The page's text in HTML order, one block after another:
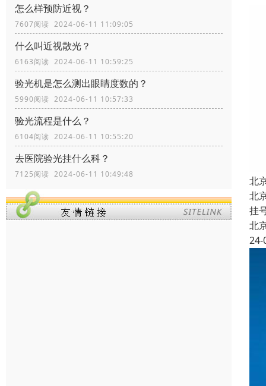
怎么样预防近视？
7607阅读 2024-06-11 11:09:05
什么叫近视散光？
6163阅读 2024-06-11 10:59:25
验光机是怎么测出眼睛度数的？
5990阅读 2024-06-11 10:57:33
验光流程是什么？
6104阅读 2024-06-11 10:55:20
去医院验光挂什么科？
7125阅读 2024-06-11 10:49:48
北
北
挂
北
24-